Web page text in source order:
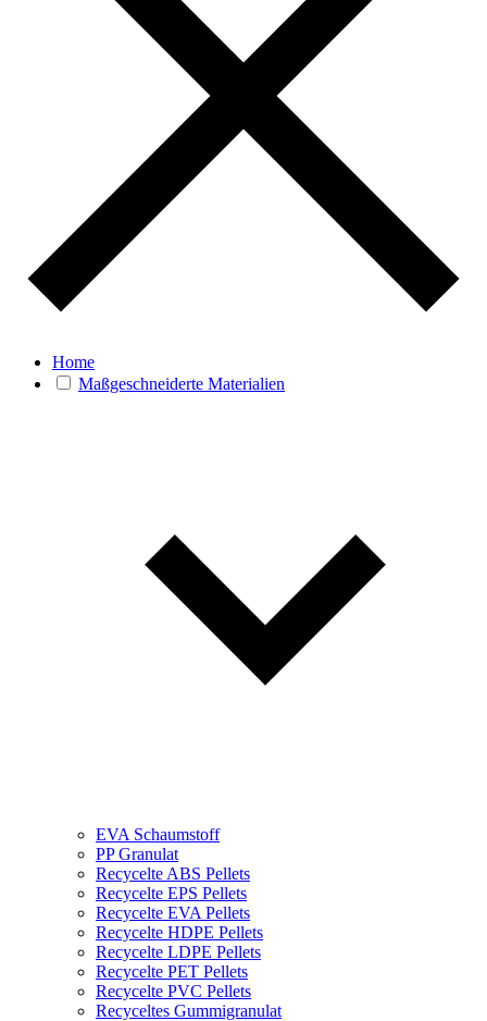
Home
Maßgeschneiderte Materialien
EVA Schaumstoff
PP Granulat
Recycelte ABS Pellets
Recycelte EPS Pellets
Recycelte EVA Pellets
Recycelte HDPE Pellets
Recycelte LDPE Pellets
Recycelte PET Pellets
Recycelte PVC Pellets
Recyceltes Gummigranulat